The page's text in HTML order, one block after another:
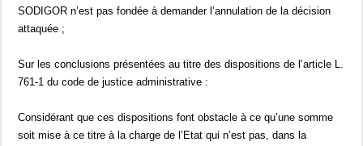
SODIGOR n’est pas fondée à demander l’annulation de la décision
attaquée ;
Sur les conclusions présentées au titre des dispositions de l’article L.
761-1 du code de justice administrative :
Considérant que ces dispositions font obstacle à ce qu’une somme
soit mise à ce titre à la charge de l’Etat qui n’est pas, dans la